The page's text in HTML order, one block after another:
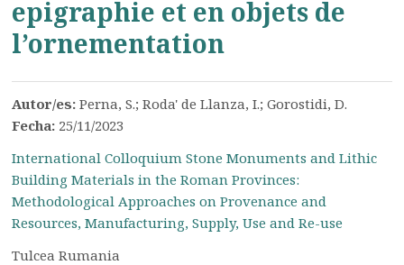
epigraphie et en objets de
l’ornementation
Autor/es:Perna, S.; Roda' de Llanza, I.; Gorostidi, D.
Fecha: 25/11/2023
International Colloquium Stone Monuments and Lithic
Building Materials in the Roman Provinces:
Methodological Approaches on Provenance and
Resources, Manufacturing, Supply, Use and Re-use
Tulcea Rumania